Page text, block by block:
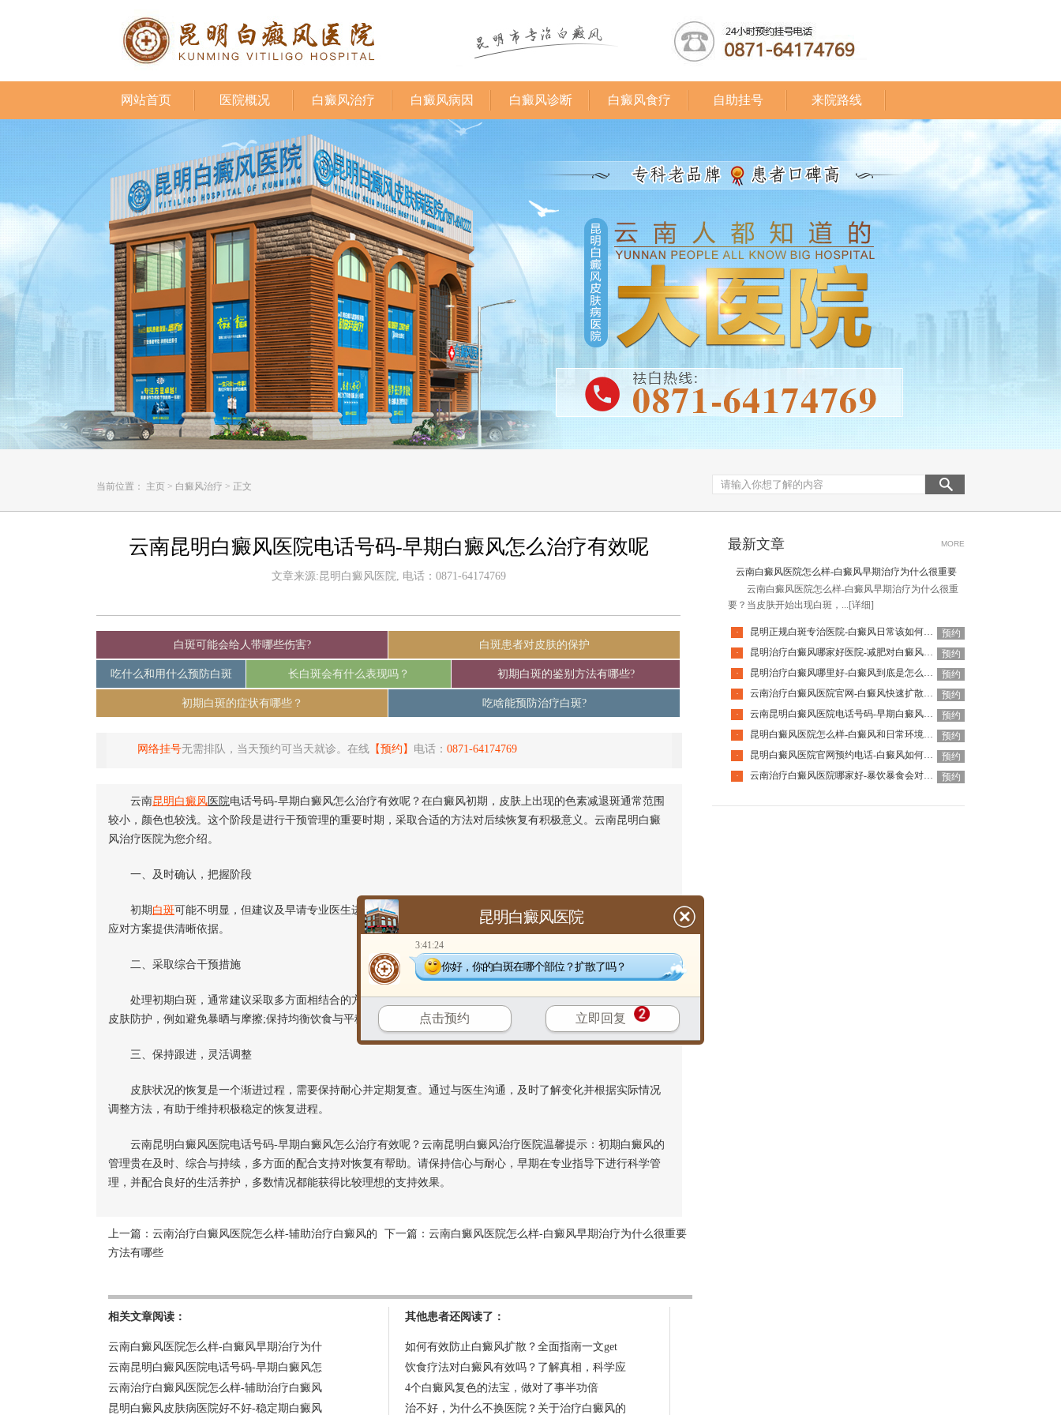
网站首页 医院概况 白癜风治疗 白癜风病因 白癜风诊断 白癜风食疗 自助挂号 来院路线
当前位置： 主页 > 白癜风治疗 > 正文
云南昆明白癜风医院电话号码-早期白癜风怎么治疗有效呢
文章来源:昆明白癜风医院, 电话：0871-64174769
白斑可能会给人带哪些伤害? 白斑患者对皮肤的保护
吃什么和用什么预防白斑 长白斑会有什么表现吗？ 初期白斑的鉴别方法有哪些?
初期白斑的症状有哪些？ 吃啥能预防治疗白斑?
网络挂号无需排队，当天预约可当天就诊。在线 【预约】 电话： 0871-64174769
云南昆明 白癜风 医院电话号码-早期白癜风怎么治疗有效呢？在白癜风初期，皮肤上出现的色素减退斑通常范围
较小，颜色也较浅。这个阶段是进行干预管理的重要时期，采取合适的方法对后续恢复有积极意义。云南昆明白癜
风治疗医院为您介绍。
一、及时确认，把握阶段
初期 白斑可能不明显，但建议及早请专业医生进行辨别与确认。明确皮肤状况的特点，可以为后续制定适合的
应对方案提供清晰依据。
二、采取综合干预措施
处理初期白斑，通常建议采取多方面相结合的方式。除了在医生指导下进行规范干预外，日常生活中也需注意
皮肤防护，例如避免暴晒与摩擦;保持均衡饮食与平稳情绪，这些都对整体状况有支持作用。
三、保持跟进，灵活调整
皮肤状况的恢复是一个渐进过程，需要保持耐心并定期复查。通过与医生沟通，及时了解变化并根据实际情况
调整方法，有助于维持积极稳定的恢复进程。
云南昆明白癜风医院电话号码-早期白癜风怎么治疗有效呢？云南昆明白癜风治疗医院温馨提示：初期白癜风的
管理贵在及时、综合与持续，多方面的配合支持对恢复有帮助。请保持信心与耐心，早期在专业指导下进行科学管
理，并配合良好的生活养护，多数情况都能获得比较理想的支持效果。
上一篇： 云南治疗白癜风医院怎么样-辅助治疗白癜风的
方法有哪些
下一篇： 云南白癜风医院怎么样-白癜风早期治疗为什么很重要
相关文章阅读：
云南白癜风医院怎么样-白癜风早期治疗为什
云南昆明白癜风医院电话号码-早期白癜风怎
云南治疗白癜风医院怎么样-辅助治疗白癜风
昆明白癜风皮肤病医院好不好-稳定期白癜风
其他患者还阅读了：
如何有效防止白癜风扩散？全面指南一文get
饮食疗法对白癜风有效吗？了解真相，科学应
4个白癜风复色的法宝，做对了事半功倍
治不好，为什么不换医院？关于治疗白癜风的
最新文章 MORE
云南白癜风医院怎么样-白癜风早期治疗为什么很重要
云南白癜风医院怎么样-白癜风早期治疗为什么很重
要？当皮肤开始出现白斑，... [详细]
· 昆明正规白斑专治医院-白癜风日常该如何饮食
预约
·
昆明治疗白癜风哪家好医院-减肥对白癜风病情有什么影响
预约
·
昆明治疗白癜风哪里好-白癜风到底是怎么引起的
预约
·
云南治疗白癜风医院官网-白癜风快速扩散要如何应对呢
预约
·
云南昆明白癜风医院电话号码-早期白癜风怎么治疗有效呢
预约
·
昆明白癜风医院怎么样-白癜风和日常环境哪些因素有关呢
预约
·
昆明白癜风医院官网预约电话-白癜风如何护理比较好呢
预约
·
云南治疗白癜风医院哪家好-暴饮暴食会对白癜风产生什么影响 预约
昆明白癜风医院
3:41:24
你好，你的白斑在哪个部位？扩散了吗？
点击预约 立即回复